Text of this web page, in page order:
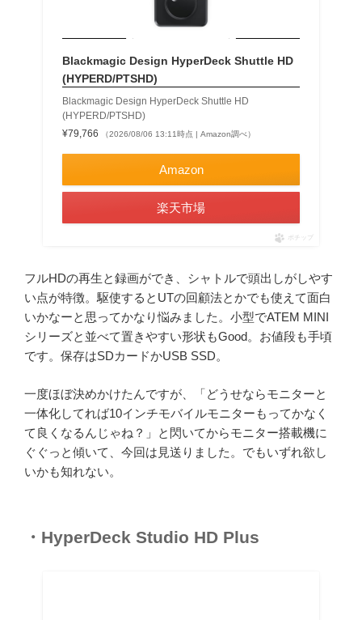
Blackmagic Design HyperDeck Shuttle HD
(HYPERD/PTSHD)
Blackmagic Design HyperDeck Shuttle HD
(HYPERD/PTSHD)
¥79,766
（2026/08/06 13:11時点 | Amazon調べ）
Amazon
楽天市場
ポチップ
フルHDの再生と録画ができ、シャトルで頭出しがしやす
い点が特徴。駆使するとUTの回顧法とかでも使えて面白
いかなーと思ってかなり悩みました。小型でATEM MINI
シリーズと並べて置きやすい形状もGood。お値段も手頃
です。保存はSDカードかUSB SSD。
一度ほぼ決めかけたんですが、「どうせならモニターと
一体化してれば10インチモバイルモニターもってかなく
て良くなるんじゃね？」と閃いてからモニター搭載機に
ぐぐっと傾いて、今回は見送りました。でもいずれ欲し
いかも知れない。
・HyperDeck Studio HD Plus